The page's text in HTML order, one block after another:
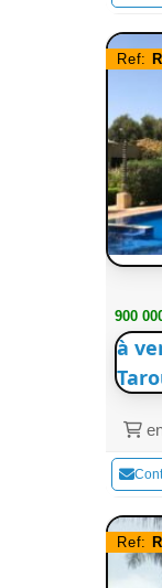
Ref:
900
à
Ref: